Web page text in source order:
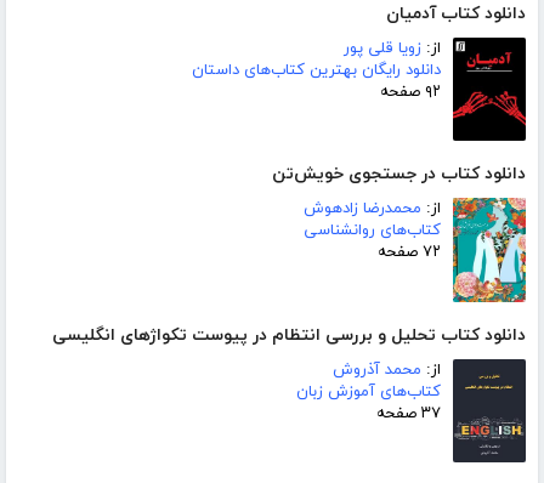
دانلود کتاب آدمیان
از: زویا قلی پور
دانلود رایگان بهترین کتاب‌های داستان
۹۲ صفحه
دانلود کتاب در جستجوی خویش‌تن
از: محمدرضا زادهوش
کتاب‌های روانشناسی
۷۲ صفحه
دانلود کتاب تحلیل و بررسی انتظام در پیوست تکواژهای انگلیسی
از: محمد آذروش
کتاب‌های آموزش زبان
۳۷ صفحه